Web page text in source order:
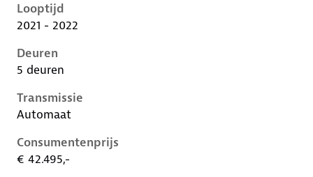
Looptijd
2021 - 2022
Deuren
5 deuren
Transmissie
Automaat
Consumentenprijs
€ 42.495,-